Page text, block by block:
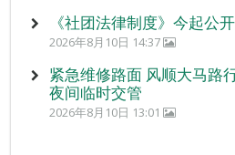
《社团法律制度》今起公
2026年8月10日 14:37
紧急维修路面 风顺大马路
夜间临时交管
2026年8月10日 13:01